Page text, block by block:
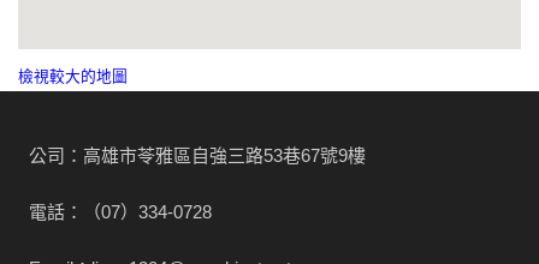
檢視較大的地圖
公司：高雄市苓雅區自強三路53巷67號9樓
電話：（07）334-0728